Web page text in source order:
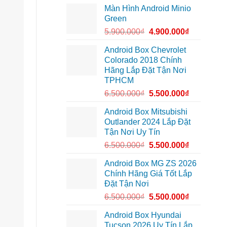
màn
zin
thiếu
tiện
ích
nâng
cấp
gầm
cho
Everest
Thủ
Đức
cần
Màn Hình Android Minio
Green
5.900.000₫ 4.900.000₫
Android Box Chevrolet
Colorado 2018 Chính
Hãng Lắp Đặt Tận Nơi
TPHCM
6.500.000₫ 5.500.000₫
Android Box Mitsubishi
Outlander 2024 Lắp Đặt
Tận Nơi Uy Tín
6.500.000₫ 5.500.000₫
Android Box MG ZS 2026
Chính Hãng Giá Tốt Lắp
Đặt Tận Nơi
6.500.000₫ 5.500.000₫
Android Box Hyundai
Tucson 2026 Uy Tín Lắp